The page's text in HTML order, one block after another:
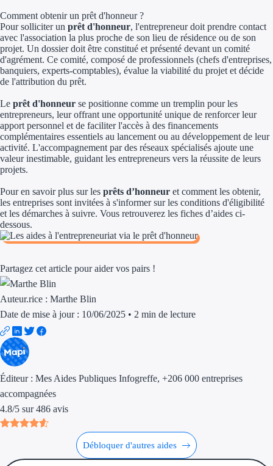
Prêt
Prêt
Avance
Garantie
Territoires
Régions de A à H
Aides Région
Comment obtenir un prêt d'honneur ?
Pour solliciter un prêt d'honneur, l'entrepreneur doit prendre contact
avec l'association la plus proche de son lieu de résidence ou de son
projet. Un dossier doit être constitué et présenté devant un comité
d'agrément. Ce comité, composé de professionnels (chefs d'entreprises,
banquiers, experts-comptables), évalue la viabilité du projet et décide
de l'attribution du prêt.
Le prêt d'honneur se positionne comme un tremplin pour les
entrepreneurs, leur offrant une opportunité unique de renforcer leur
apport personnel et de faciliter l'accès à des financements
complémentaires essentiels au lancement ou au développement de leur
activité. L'accompagnement par des réseaux spécialisés ajoute une
valeur inestimable, guidant les entrepreneurs vers la réussite de leurs
projets.
Pour en savoir plus sur les prêts d’honneur et comment les obtenir,
les entreprises sont invitées à s'informer sur les conditions d'éligibilité
et les démarches à suivre. Vous retrouverez les fiches d’aides ci-
dessous.
Partagez cet article pour aider vos pairs !
Auteur.rice : Marthe Blin
Date de mise à jour : 10/06/2025 • 2 min de lecture
Éditeur : Mes Aides Publiques Infogreffe, +206 000 entreprises
accompagnées
4.8/5 sur 486 avis
Débloquer d'autres aides